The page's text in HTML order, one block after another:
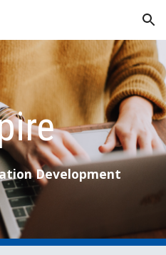
Skip to navigation
Development